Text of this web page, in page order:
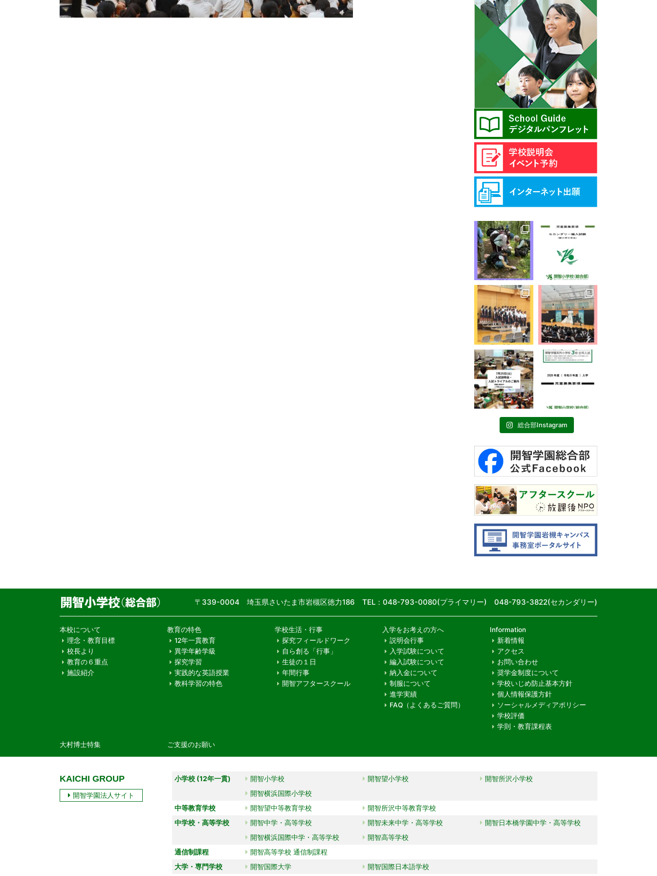
総合部Instagram
〒339-0004 埼玉県さいたま市岩槻区徳力186 TEL：048-793-0080(プライマリー) 048-793-3822(セカンダリー)
本校について
理念・教育目標
校長より
教育の６重点
施設紹介
教育の特色
12年一貫教育
異学年齢学級
探究学習
実践的な英語授業
教科学習の特色
学校生活・行事
探究フィールドワーク
自ら創る「行事」
生徒の１日
年間行事
開智アフタースクール
入学をお考えの方へ
説明会行事
入学試験について
編入試験について
納入金について
制服について
進学実績
FAQ（よくあるご質問）
Information
新着情報
アクセス
お問い合わせ
奨学金制度について
学校いじめ防止基本方針
個人情報保護方針
ソーシャルメディアポリシー
学校評価
学則・教育課程表
大村博士特集 ご支援のお願い
KAICHI GROUP
開智学園法人サイト
小学校 (12年一貫) 開智小学校 開智望小学校
開智所沢小学校
開智横浜国際小学校
中等教育学校
開智望中等教育学校
開智所沢中等教育学校
中学校・高等学校
開智中学・高等学校 開智未来中学・高等学校
開智日本橋学園中学・高等学校
開智横浜国際中学・高等学校
開智高等学校
通信制課程
開智高等学校 通信制課程
大学・専門学校
開智国際大学 開智国際日本語学校